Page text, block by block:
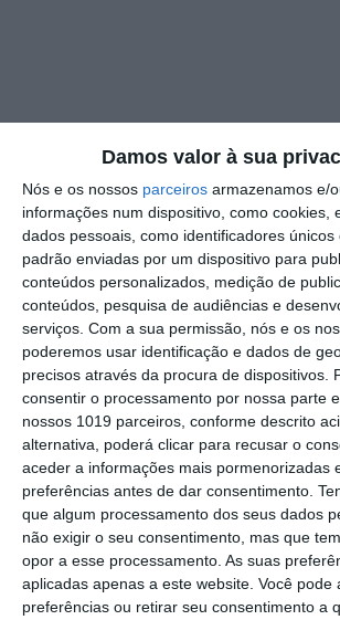
Damos valor à sua
Nós e os nossos parceiros armazenamos e/
informações num dispositivo, como cookies,
dados pessoais, como identificadores únicos
padrão enviadas por um dispositivo para
conteúdos personalizados, medição de
conteúdos, pesquisa de audiências e
serviços. Com a sua permissão, nós e os
poderemos usar identificação e dados de
precisos através da procura de dispositivos.
consentir o processamento por nossa parte
nossos 1019 parceiros, conforme descrito
alternativa, poderá clicar para recusar o
aceder a informações mais pormenorizadas
preferências antes de dar consentimento.
que algum processamento dos seus dados
não exigir o seu consentimento, mas que
opor a esse processamento. As suas
aplicadas apenas a este website. Você pode
preferências ou retirar seu consentimento a
Crato/Barragem do Pisão:
legalidade da obra após novo
suspensão dos ambientalistas
Rádio Portalegre20-03-2026
Nisa: Alpalhão espera mil
dos Enchidos